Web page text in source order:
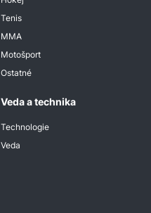
Tenis
MMA
Motošport
Ostatné
Veda a technika
Technologie
Veda